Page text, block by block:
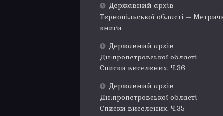
Державний архів
Тернопільської області –
книги
Державний архів
Дніпропетровської області –
Списки виселених. Ч.36
Державний архів
Дніпропетровської області –
Списки виселених. Ч.35